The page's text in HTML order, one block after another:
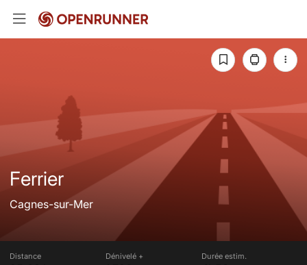
Ferrier
Cagnes-sur-Mer
Distance Dénivelé + Durée estim.